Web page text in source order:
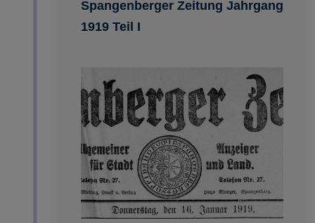
Spangenberger Zeitung Jahrgang
1919 Teil I